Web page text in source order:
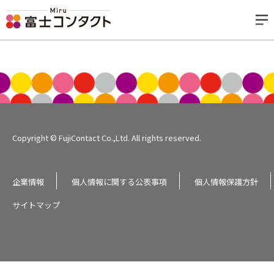
Copyright © FujiContact Co.,Ltd. All rights reserved.
企業情報 個人情報に関する公表事項
個人情報保護方針
サイトマップ